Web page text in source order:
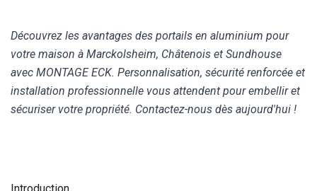
Découvrez les avantages des portails en aluminium pour
votre maison à Marckolsheim, Châtenois et Sundhouse
avec MONTAGE ECK. Personnalisation, sécurité renforcée et
installation professionnelle vous attendent pour embellir et
sécuriser votre propriété. Contactez-nous dès aujourd'hui !
Introduction